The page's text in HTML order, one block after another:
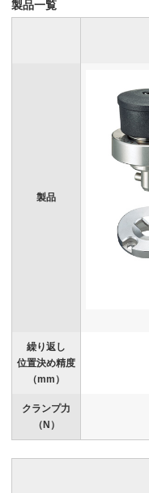
製品一覧
製品
繰り返し
位置決め精度
（mm）
クランプ力
（N）